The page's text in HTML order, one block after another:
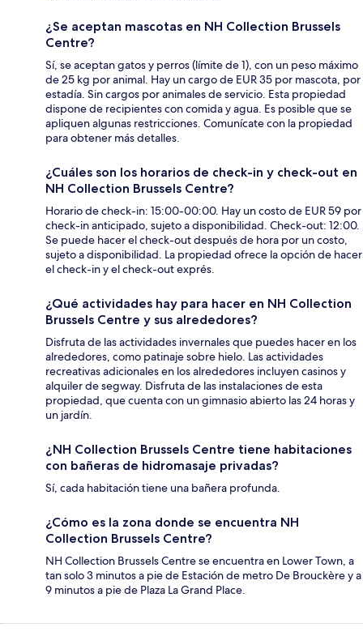
¿Se aceptan mascotas en NH Collection Brussels
Centre?
Sí, se aceptan gatos y perros (límite de 1), con un peso máximo
de 25 kg por animal. Hay un cargo de EUR 35 por mascota, por
estadía. Sin cargos por animales de servicio. Esta propiedad
dispone de recipientes con comida y agua. Es posible que se
apliquen algunas restricciones. Comunícate con la propiedad
para obtener más detalles.
¿Cuáles son los horarios de check-in y check-out en
NH Collection Brussels Centre?
Horario de check-in: 15:00-00:00. Hay un costo de EUR 59 por
check-in anticipado, sujeto a disponibilidad. Check-out: 12:00.
Se puede hacer el check-out después de hora por un costo,
sujeto a disponibilidad. La propiedad ofrece la opción de hacer
el check-in y el check-out exprés.
¿Qué actividades hay para hacer en NH Collection
Brussels Centre y sus alrededores?
Disfruta de las actividades invernales que puedes hacer en los
alrededores, como patinaje sobre hielo. Las actividades
recreativas adicionales en los alrededores incluyen casinos y
alquiler de segway. Disfruta de las instalaciones de esta
propiedad, que cuenta con un gimnasio abierto las 24 horas y
un jardín.
¿NH Collection Brussels Centre tiene habitaciones
con bañeras de hidromasaje privadas?
Sí, cada habitación tiene una bañera profunda.
¿Cómo es la zona donde se encuentra NH
Collection Brussels Centre?
NH Collection Brussels Centre se encuentra en Lower Town, a
tan solo 3 minutos a pie de Estación de metro De Brouckère y a
9 minutos a pie de Plaza La Grand Place.